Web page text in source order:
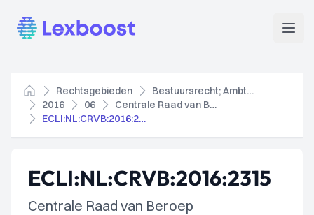
Lexboost
Home
Rechtsgebieden
Bestuursrecht; Ambtenarenrecht
2016
06
Centrale Raad van Beroep
ECLI:NL:CRVB:2016:2315
ECLI:NL:CRVB:2016:2315
Centrale Raad van Beroep